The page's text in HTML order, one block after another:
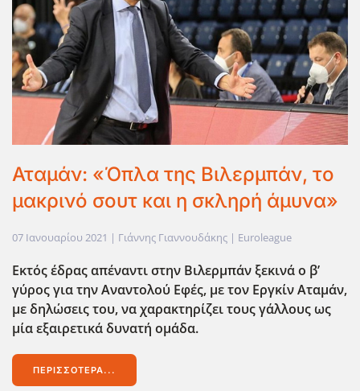
Αταμάν: «Όπλα της Βιλερμπάν, το
μακρινό σουτ και η σκληρή άμυνα»
07 Ιανουαρίου 2021 | Γιάννης Γιαννουδάκης | Euroleague
Εκτός έδρας απέναντι στην Βιλερμπάν ξεκινά ο β’
γύρος για την Αναντολού Εφές, με τον Εργκίν Αταμάν,
με δηλώσεις του, να χαρακτηρίζει τους γάλλους ως
μία εξαιρετικά δυνατή ομάδα.
ΠΕΡΙΣΣΌΤΕΡΑ...